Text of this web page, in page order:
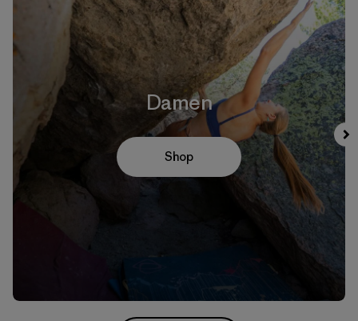
Damen
Shop